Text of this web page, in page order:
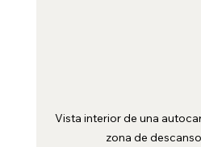
Vista interior de una
zona de